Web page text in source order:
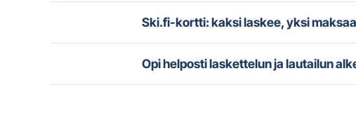
Ski.fi-kortti: kaksi laskee, yksi maksaa
Opi helposti laskettelun ja lautailun